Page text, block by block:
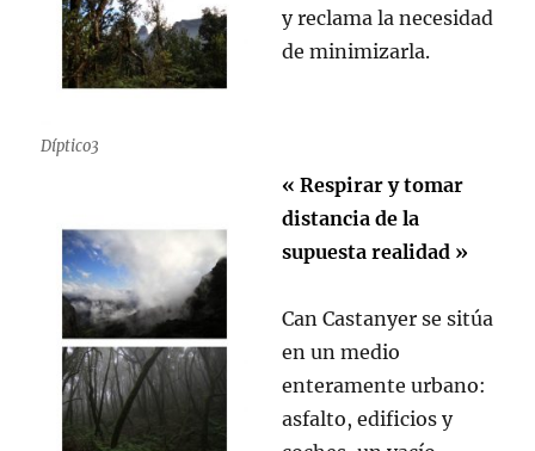
Díptico3
y reclama la necesidad
de minimizarla.
« Respirar y tomar
distancia de la
supuesta realidad »
Can Castanyer se sitúa
en un medio
enteramente urbano:
asfalto, edificios y